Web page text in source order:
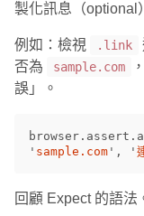
製化訊息（optional
例如：檢視 .link
否為
sample.com
誤」。
browser . assert .
' sample.com ' , '
回顧 Expect 的語法